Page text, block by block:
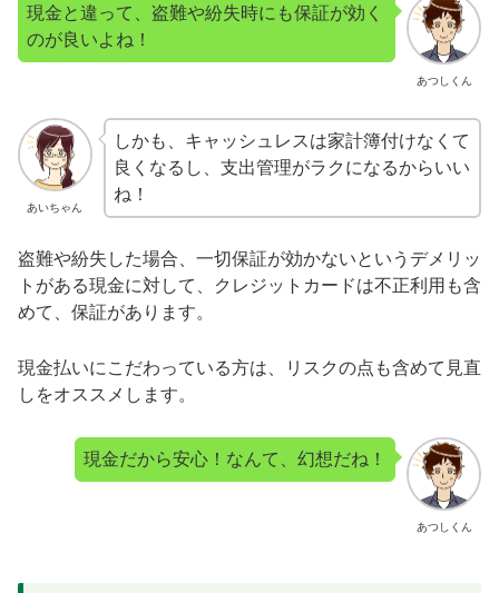
あつしくん
現金と違って、盗難や紛失時にも保証が効く
のが良いよね！
あいちゃん
しかも、キャッシュレスは家計簿付けなくて
良くなるし、支出管理がラクになるからいい
ね！
盗難や紛失した場合、一切保証が効かないというデメリッ
トがある現金に対して、クレジットカードは不正利用も含
めて、保証があります。
現金払いにこだわっている方は、リスクの点も含めて見直
しをオススメします。
あつしくん
現金だから安心！なんて、幻想だね！